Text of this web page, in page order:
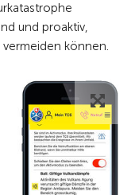
und proaktiv,
können.